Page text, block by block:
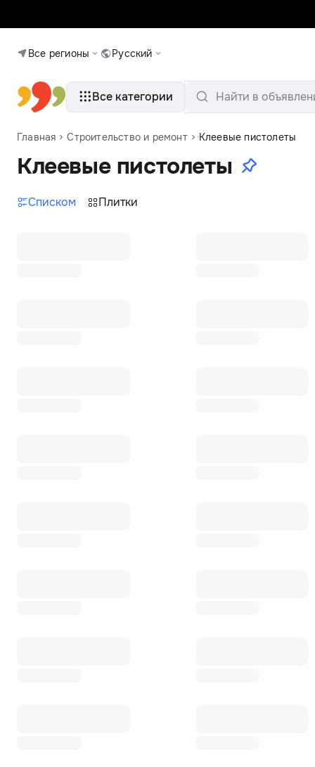
Все регионы Русский
Все категории Найти в
Главная Строительство и ремонт Клеевые пистолеты
Клеевые пистолеты
Списком Плитки